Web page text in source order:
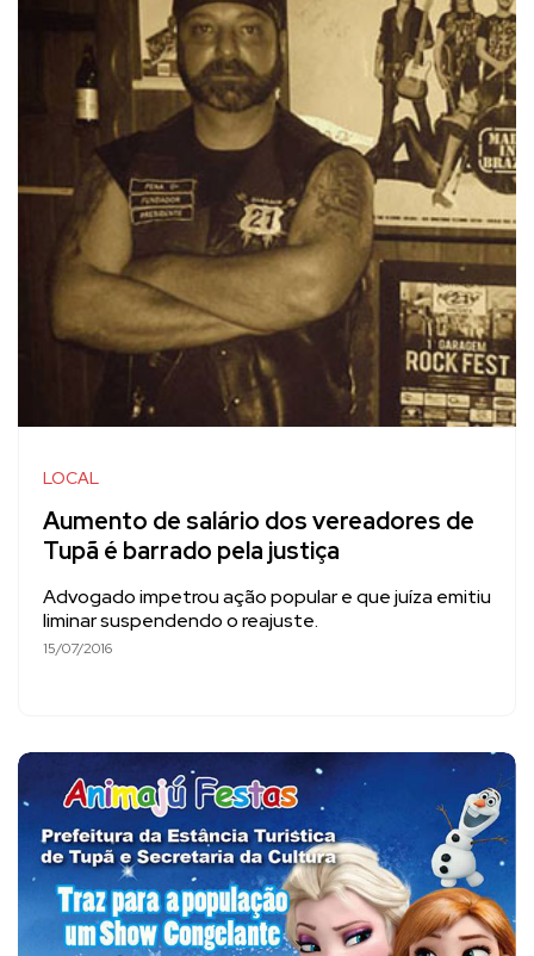
LOCAL
Aumento de salário dos vereadores de
Tupã é barrado pela justiça
Advogado impetrou ação popular e que juíza emitiu
liminar suspendendo o reajuste.
15/07/2016